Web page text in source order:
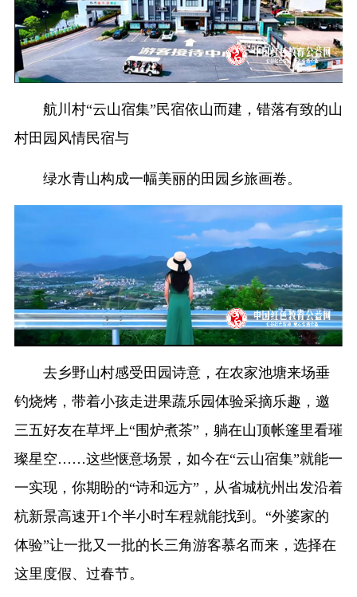
航川村“云山宿集”民宿依山而建，错落有致的山
村田园风情民宿与
绿水青山构成一幅美丽的田园乡旅画卷。
去乡野山村感受田园诗意，在农家池塘来场垂
钓烧烤，带着小孩走进果蔬乐园体验采摘乐趣，邀
三五好友在草坪上“围炉煮茶”，躺在山顶帐篷里看璀
璨星空……这些惬意场景，如今在“云山宿集”就能一
一实现，你期盼的“诗和远方”，从省城杭州出发沿着
杭新景高速开1个半小时车程就能找到。“外婆家的
体验”让一批又一批的长三角游客慕名而来，选择在
这里度假、过春节。